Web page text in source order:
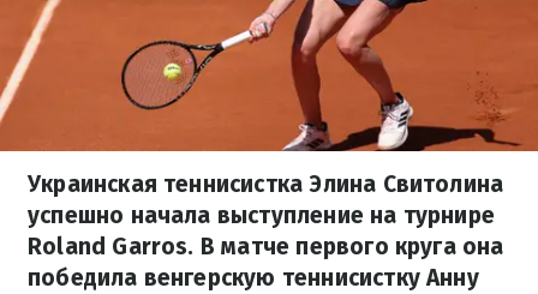
Украинская теннисистка Элина Свитолина
успешно начала выступление на турнире
Roland Garros. В матче первого круга она
победила венгерскую теннисистку Анну